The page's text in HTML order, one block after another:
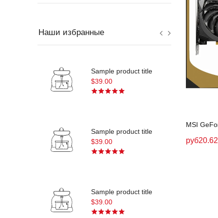
Наши избранные
Sample product title
$39.00
Sample product title
$39.00
Sample product title
$39.00